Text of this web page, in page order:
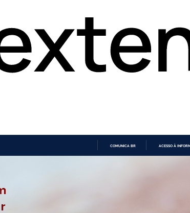
COMUNICA BR ACESSO À